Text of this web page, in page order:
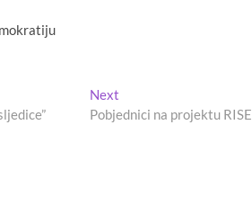
Next
post:
Pobjednici na projektu RISE